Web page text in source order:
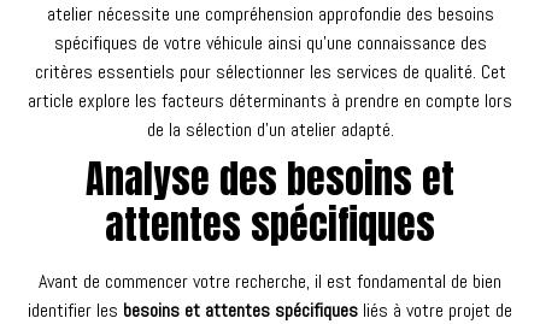
atelier nécessite une compréhension approfondie des besoins
spécifiques de votre véhicule ainsi qu’une connaissance des
critères essentiels pour sélectionner les services de qualité. Cet
article explore les facteurs déterminants à prendre en compte lors
de la sélection d’un atelier adapté.
Analyse des besoins et
attentes spécifiques
Avant de commencer votre recherche, il est fondamental de bien
identifier les besoins et attentes spécifiques liés à votre projet de